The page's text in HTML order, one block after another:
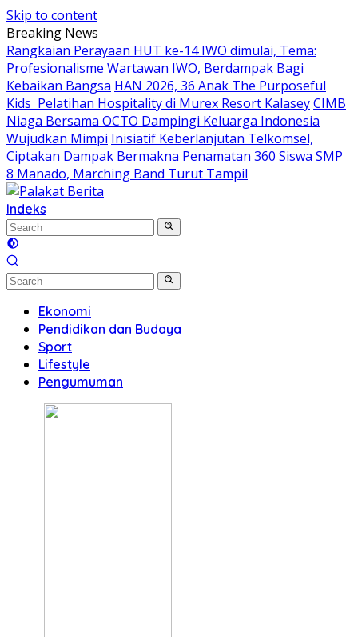
Skip to content
Breaking News
Rangkaian Perayaan HUT ke-14 IWO dimulai, Tema:
Profesionalisme Wartawan IWO, Berdampak Bagi
Kebaikan Bangsa HAN 2026, 36 Anak The Purposeful
Kids Pelatihan Hospitality di Murex Resort KalaseyCIMB
Niaga Bersama OCTO Dampingi Keluarga Indonesia
Wujudkan Mimpi Inisiatif Keberlanjutan Telkomsel,
Ciptakan Dampak Bermakna Penamatan 360 Siswa SMP
8 Manado, Marching Band Turut Tampil
Indeks
Ekonomi
Pendidikan dan Budaya
Sport
Lifestyle
Pengumuman